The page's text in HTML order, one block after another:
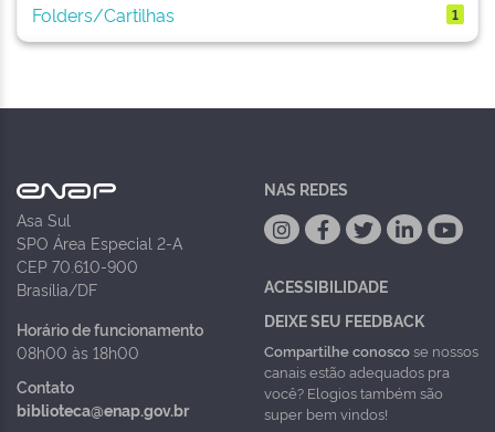
Folders/Cartilhas 1
Asa Sul
SPO Área Especial 2-A
CEP 70.610-900
Brasília/DF
Horário de funcionamento
08h00 às 18h00
Contato
biblioteca@enap.gov.br
NAS REDES
ACESSIBILIDADE
DEIXE SEU FEEDBACK
Compartilhe conoscose nossos
canais estão adequados pra
você? Elogios também são
super bem vindos!